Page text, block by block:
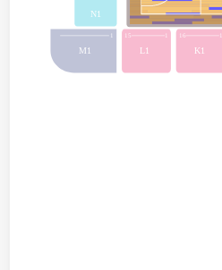
N1
M1 L1
15 16
K1